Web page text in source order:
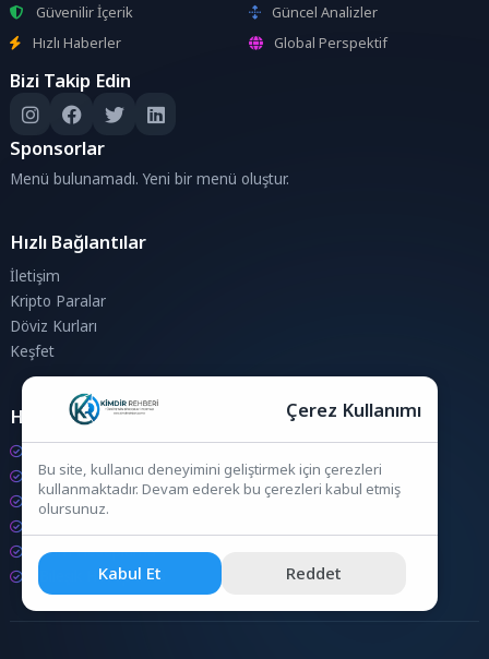
Güvenilir İçerik
Güncel Analizler
Hızlı Haberler
Global Perspektif
Bizi Takip Edin
Sponsorlar
Menü bulunamadı. Yeni bir menü oluştur.
Hızlı Bağlantılar
İletişim
Kripto Paralar
Döviz Kurları
Keşfet
Hesaplamalar
Döviz Hesaplama
KDV Hesaplama
Zam Hesaplama
Bileşik Hesaplama
Çerez Kullanımı
Bu site, kullanıcı deneyimini geliştirmek için çerezleri
kullanmaktadır. Devam ederek bu çerezleri kabul etmiş
olursunuz.
Kabul Et Reddet